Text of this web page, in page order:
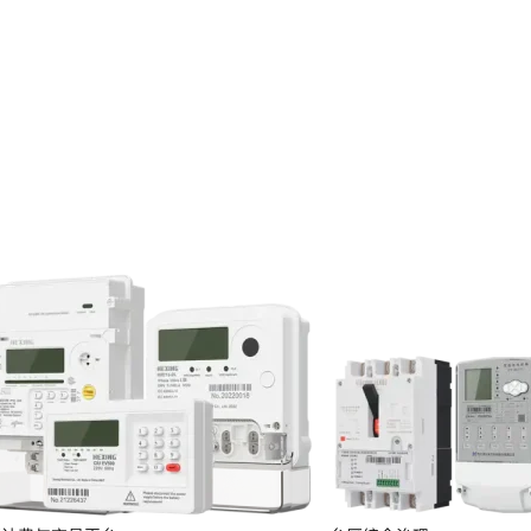
投资者关系
定期报告
临时公告
投资者保护
投资者互动